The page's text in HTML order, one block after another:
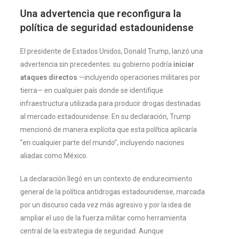
Una advertencia que reconfigura la
política de seguridad estadounidense
El presidente de Estados Unidos, Donald Trump, lanzó una
advertencia sin precedentes: su gobierno podría iniciar
ataques directos —incluyendo operaciones militares por
tierra— en cualquier país donde se identifique
infraestructura utilizada para producir drogas destinadas
al mercado estadounidense. En su declaración, Trump
mencionó de manera explícita que esta política aplicaría
“en cualquier parte del mundo”, incluyendo naciones
aliadas como México.
La declaración llegó en un contexto de endurecimiento
general de la política antidrogas estadounidense, marcada
por un discurso cada vez más agresivo y por la idea de
ampliar el uso de la fuerza militar como herramienta
central de la estrategia de seguridad. Aunque